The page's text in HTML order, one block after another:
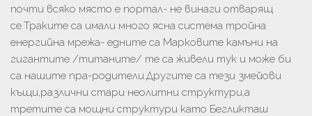
почти всяко място е портал- не винаги отварящ
се.Траките са имали много ясна система тройна
енергийна мрежа- едните са Марковите камъни на
гигантите /титаните/ те са живели тук и може би
са нашите пра-родители.Другите са тези змейови
къщи,различни стари неолитни структури,а
третите са мощни структури като Бегликташ